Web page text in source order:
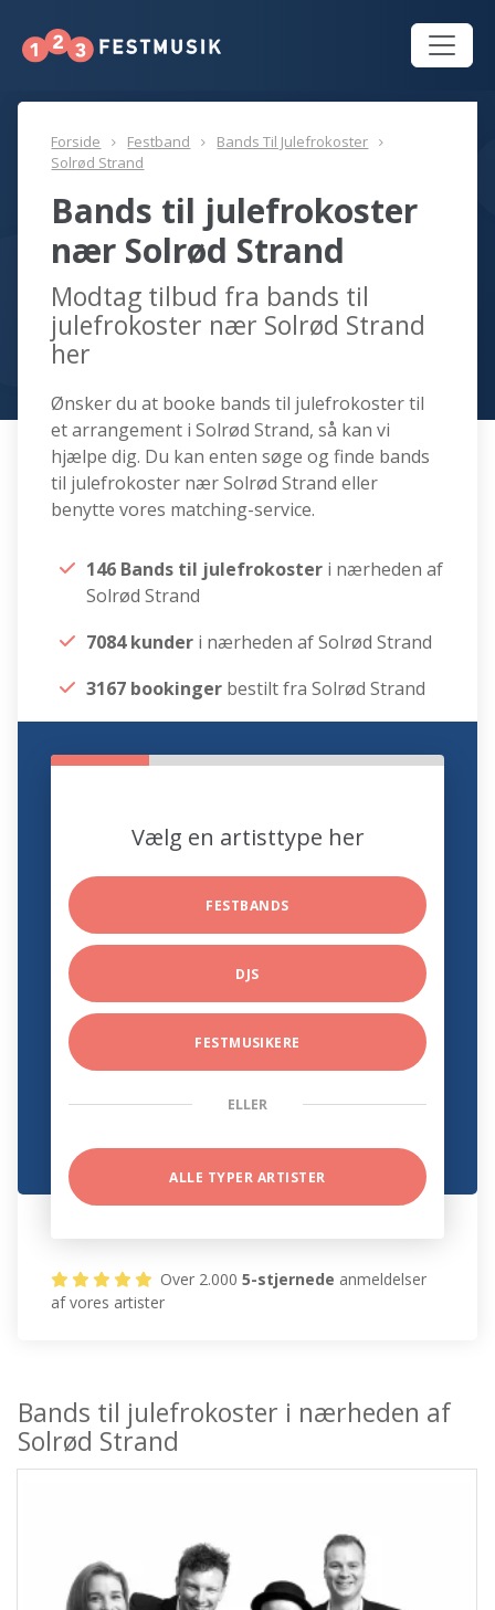
Forside Festband
Bands Til Julefrokoster
Solrød Strand
Bands til julefrokoster
nær Solrød Strand
Modtag tilbud fra bands til
julefrokoster nær Solrød Strand
her
Ønsker du at booke bands til julefrokoster til
et arrangement i Solrød Strand, så kan vi
hjælpe dig. Du kan enten søge og finde bands
til julefrokoster nær Solrød Strand eller
benytte vores matching-service.
146 Bands til julefrokoster i nærheden af
Solrød Strand
7084 kunder i nærheden af Solrød Strand
3167 bookinger bestilt fra Solrød Strand
Vælg en artisttype her
FESTBANDS
DJS
FESTMUSIKERE
ELLER
ALLE TYPER ARTISTER
Over 2.0005-stjernede anmeldelser
af vores artister
Bands til julefrokoster i nærheden af
Solrød Strand